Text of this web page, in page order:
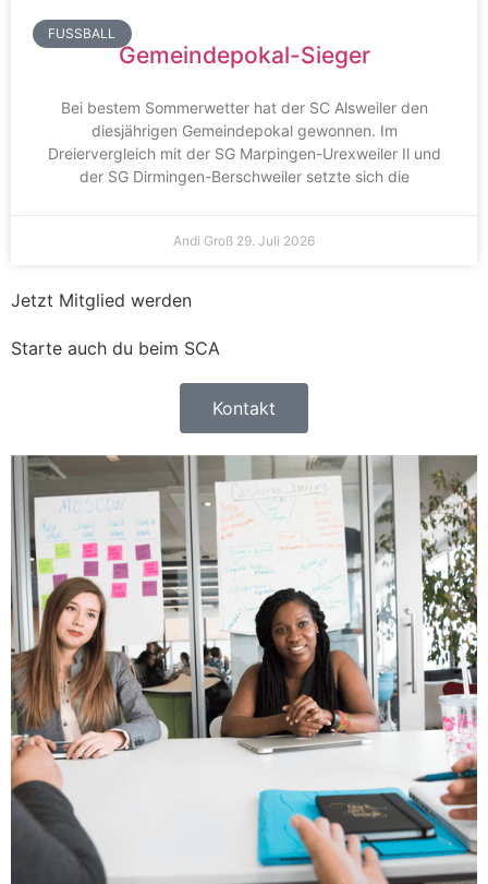
FUSSBALL
Gemeindepokal-Sieger
Bei bestem Sommerwetter hat der SC Alsweiler den
diesjährigen Gemeindepokal gewonnen. Im
Dreiervergleich mit der SG Marpingen-Urexweiler Il und
der SG Dirmingen-Berschweiler setzte sich die
Andi Groß 29. Juli 2026
Jetzt Mitglied werden
Starte auch du beim SCA
Kontakt